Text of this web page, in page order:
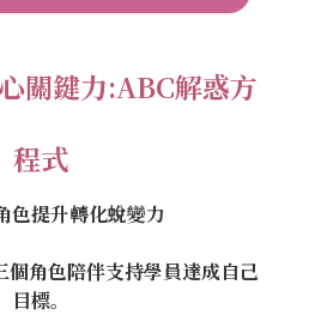
關鍵力:ABC解惑方
程式
色提升轉化蛻變力
角色陪伴支持學員達成自己
目標。